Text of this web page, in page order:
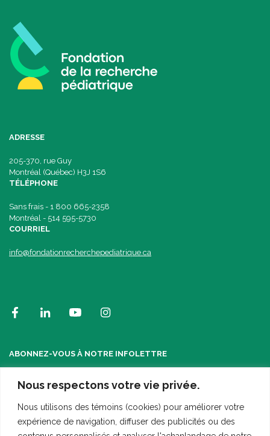
Nous respectons votre vie privée.
Nous utilisons des témoins (cookies) pour améliorer votre
expérience de navigation, diffuser des publicités ou des
ADRESSE
205-370, rue Guy
Montréal (Québec) H3J 1S6
TÉLÉPHONE
Sans frais - 1 800 665-2358
Montréal - 514 595-5730
COURRIEL
info@fondationrecherchepediatrique.ca
ABONNEZ-VOUS À NOTRE INFOLETTRE